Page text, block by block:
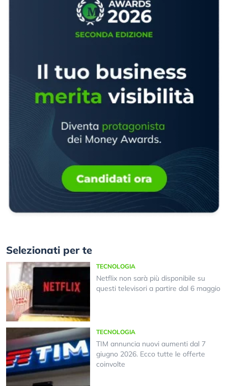
Selezionati per te
TECNOLOGIA
Netflix non sarà più disponibile su
questi televisori a partire dal 6 maggio
TECNOLOGIA
TIM annuncia nuovi aumenti dal 7
giugno 2026. Ecco tutte le offerte
coinvolte